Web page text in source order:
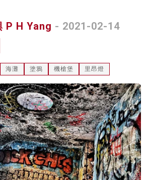
P H Yang - 2021-02-14
海灘 塗鴉 機槍堡 里昂燈